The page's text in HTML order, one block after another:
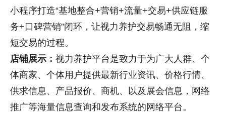
小程序打造“基地整合+营销+流量+交易+供应链服
务+口碑营销”闭环，让视力养护交易畅通无阻，缩
短交易的过程。
店铺展示： 视力养护平台是致力于为广大人群、个
体商家、个体用户提供最新行业资讯、价格行情、
供求信息、产品报价、商机、以及展会信息，网络
推广等海量信息查询和发布系统的网络平台。